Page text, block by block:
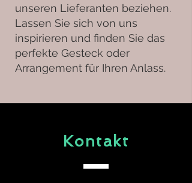
unseren Lieferanten beziehen.
Lassen Sie sich von uns
inspirieren und finden Sie das
perfekte Gesteck oder
Arrangement für Ihren Anlass.
Kontakt